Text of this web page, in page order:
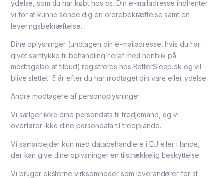
ydelse, som du har købt hos os. Din e-mailadresse indhenter
vi for at kunne sende dig en ordrebekræftelse samt en
leveringsbekræftelse.
Dine oplysninger (undtagen din e-mailadresse, hvis du har
givet samtykke til behandling heraf med henblik på
modtagelse af tilbud) registreres hos BetterSleep.dk og vil
blive slettet 5 år efter du har modtaget din vare eller ydelse.
Andre modtagere af personoplysninger
Vi sælger ikke dine persondata til tredjemand, og vi
overfører ikke dine persondata til tredjelande.
Vi samarbejder kun med databehandlere i EU eller i lande,
der kan give dine oplysninger en tilstrækkelig beskyttelse.
Vi bruger eksterne virksomheder som leverandører for at